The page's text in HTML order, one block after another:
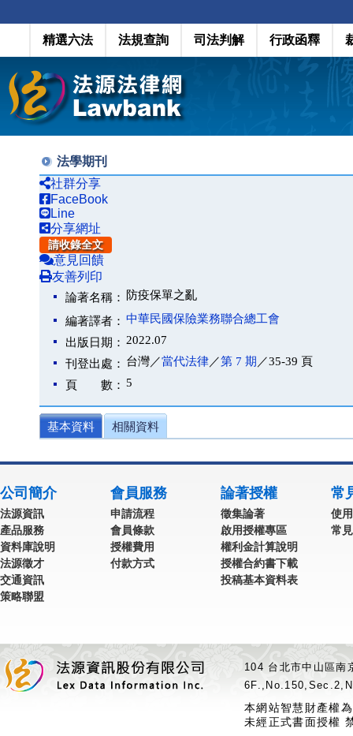
精選六法 法規查詢 司法判解 行政函釋
法學期刊
社群分享
FaceBook
Line
分享網址
請收錄全文
意見回饋
友善列印
論著名稱： 防疫保單之亂
編著譯者： 中華民國保險業務聯合總工會
出版日期： 2022.07
刊登出處： 台灣／當代法律／第 7 期 ／35-39 頁
頁 數： 5
基本資料 相關資料
公司簡介
法源資訊
產品服務
資料庫說明
法源徵才
交通資訊
策略聯盟
會員服務
申請流程
會員條款
授權費用
付款方式
論著授權
徵集論著
啟用授權專區
權利金計算說明
授權合約書下載
投稿基本資料表
常
使
常
104 台北市中山區
本網站智慧財產權
未經正式書面授權